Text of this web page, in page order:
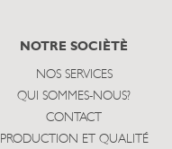
subscribe
NOTRE SOCIÈTÈ
NOS SERVICES
QUI SOMMES-NOUS?
CONTACT
PRODUCTION ET QUALITÉ